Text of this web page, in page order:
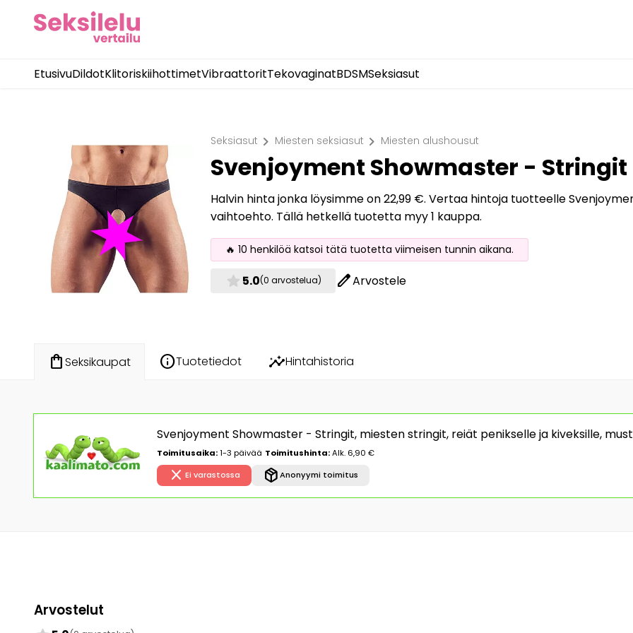
EtusivuDildotKlitoriskiihottimetVibraattoritTekovaginatBDSMSeksiasut
Seksiasut chevron_right Miesten seksiasut chevron_right Miesten alushousut
Svenjoyment Showmaster - Stringit
Halvin hinta jonka löysimme on 22,99 €. Vertaa hintoja tuotteelle
vaihtoehto. Tällä hetkellä tuotetta myy 1 kauppa.
🔥 10 henkilöä katsoi tätä tuotetta viimeisen tunnin aikana.
star 5.0(0 arvostelua) editArvostele
shopping_bagSeksikaupat infoTuotetiedot insightsHintahistoria
Svenjoyment Showmaster - Stringit, miesten stringit, reiät penikselle ja kiveksille,
Toimitusaika:1-3 päivää Toimitushinta:Alk. 6,90 €
close Ei varastossa package_2Anonyymi toimitus
Arvostelut